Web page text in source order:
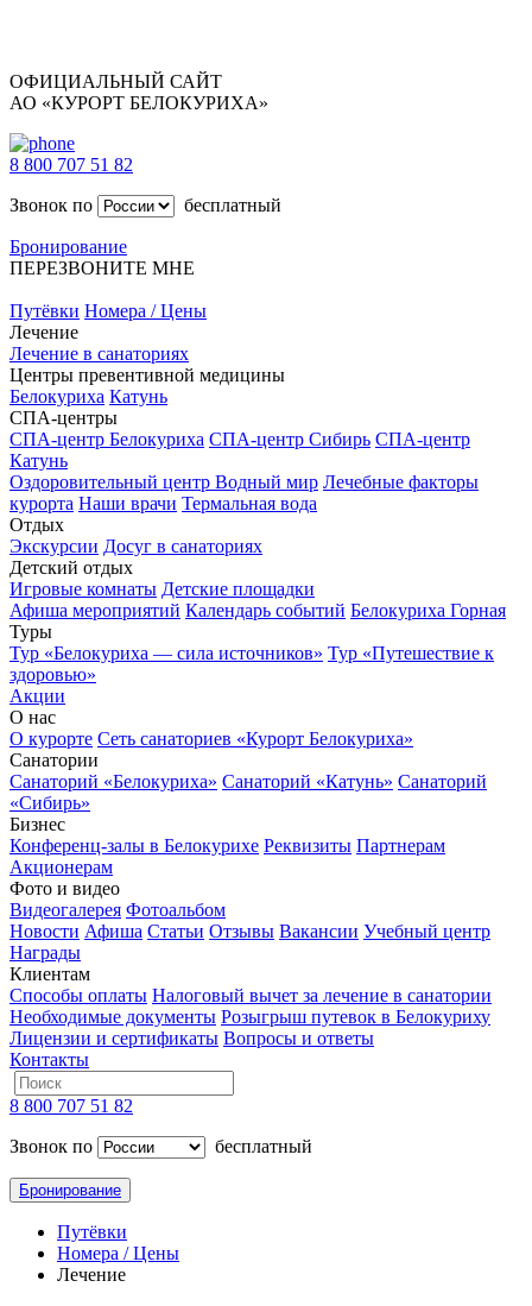
ОФИЦИАЛЬНЫЙ САЙТ
АО «КУРОРТ БЕЛОКУРИХА»
8 800 707 51 82
Звонок по
бесплатный
Бронирование
ПЕРЕЗВОНИТЕ МНЕ
Путёвки Номера / Цены
Лечение
Лечение в санаториях
Центры превентивной медицины
Белокуриха Катунь
СПА-центры
СПА-центр Белокуриха СПА-центр Сибирь СПА-центр
Катунь
Оздоровительный центр Водный мир Лечебные факторы
курорта Наши врачи Термальная вода
Отдых
Экскурсии Досуг в санаториях
Детский отдых
Игровые комнаты Детские площадки
Афиша мероприятий Календарь событий Белокуриха Горная
Туры
Тур «Белокуриха — сила источников» Тур «Путешествие к
здоровью»
Акции
О нас
О курорте Сеть санаториев «Курорт Белокуриха»
Санатории
Санаторий «Белокуриха» Санаторий «Катунь» Санаторий
«Сибирь»
Бизнес
Конференц-залы в Белокурихе Реквизиты Партнерам
Акционерам
Фото и видео
Видеогалерея Фотоальбом
Новости Афиша Статьи Отзывы Вакансии Учебный центр
Награды
Клиентам
Способы оплаты Налоговый вычет за лечение в санатории
Необходимые документы Розыгрыш путевок в Белокуриху
Лицензии и сертификаты Вопросы и ответы
Контакты
8 800 707 51 82
Звонок по
бесплатный
Бронирование
Путёвки
Номера / Цены
Лечение